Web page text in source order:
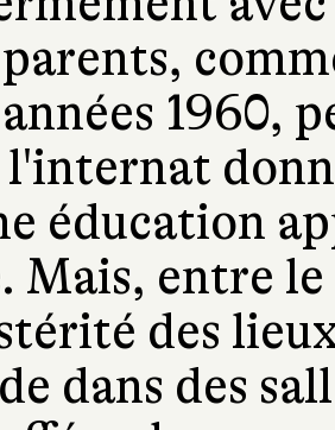
parents,
1960,
l'internat
éducation
Mais, entre
des
dans des